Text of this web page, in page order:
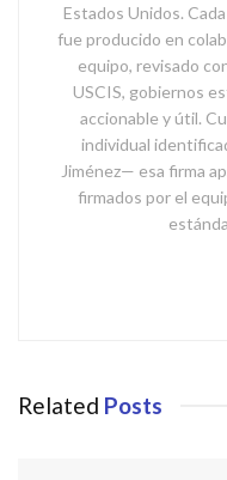
Estados Unidos.
fue producido en
equipo, revisado
USCIS, gobiernos
accionable y útil.
individual
Jiménez— esa firma
firmados por el
Related Posts